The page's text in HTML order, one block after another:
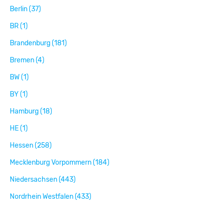
Berlin (37)
BR (1)
Brandenburg (181)
Bremen (4)
BW (1)
BY (1)
Hamburg (18)
HE (1)
Hessen (258)
Mecklenburg Vorpommern (184)
Niedersachsen (443)
Nordrhein Westfalen (433)